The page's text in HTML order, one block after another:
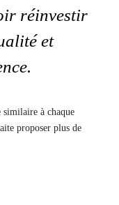
réinvestir
et
à chaque
proposer plus de